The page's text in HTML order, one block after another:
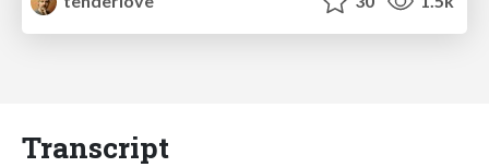
Transcript